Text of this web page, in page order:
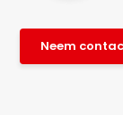
Neem